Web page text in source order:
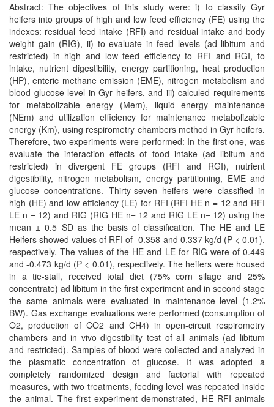
Abstract: The objectives of this study were: i) to classify Gyr
heifers into groups of high and low feed efficiency (FE) using the
indexes: residual feed intake (RFI) and residual intake and body
weight gain (RIG), ii) to evaluate in feed levels (ad libitum and
restricted) in high and low feed efficiency to RFI and RGI, to
intake, nutrient digestibility, energy partitioning, heat production
(HP), enteric methane emission (EME), nitrogen metabolism and
blood glucose level in Gyr heifers, and iii) calculed requirements
for metabolizable energy (Mem), liquid energy maintenance
(NEm) and utilization efficiency for maintenance metabolizable
energy (Km), using respirometry chambers method in Gyr heifers.
Therefore, two experiments were performed: In the first one, was
evaluate the interaction effects of food intake (ad libitum and
restricted) in divergent FE groups (RFI and RGI), nutrient
digestibility, nitrogen metabolism, energy partitioning, EME and
glucose concentrations. Thirty-seven heifers were classified in
high (HE) and low efficiency (LE) for RFI (RFI HE n = 12 and RFI
LE n = 12) and RIG (RIG HE n= 12 and RIG LE n= 12) using the
mean ± 0.5 SD as the basis of classification. The HE and LE
Heifers showed values of RFI of -0.358 and 0.337 kg/d (P < 0.01),
respectively. The values of the HE and LE for RIG were of 0.449
and -0.473 kg/d (P < 0.01), respectively. The heifers were housed
in a tie-stall, received total diet (75% corn silage and 25%
concentrate) ad libitum in the first experiment and in second stage
the same animals were evaluated in maintenance level (1.2%
BW). Gas exchange evaluations were performed (consumption of
O2, production of CO2 and CH4) in open-circuit respirometry
chambers and in vivo digestibility test of all animals (ad libitum
and restricted). Samples of blood were collected and analyzed in
the plasmatic concentration of glucose. It was adopted a
completely randomized design and factorial with repeated
measures, with two treatments, feeding level was repeated inside
the animal. The first experiment demonstrated, HE RFI animals